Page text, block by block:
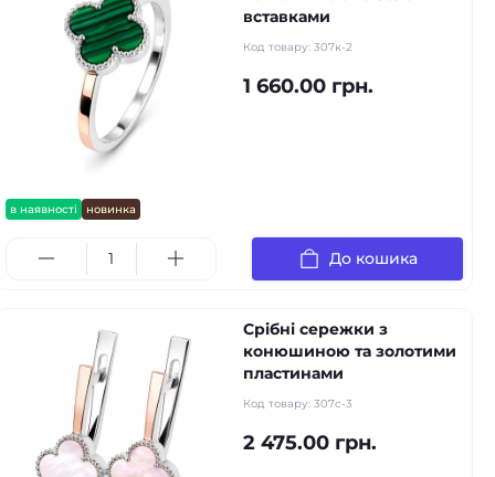
в наявності новинка
вставками
Код товару: 307к-2
1 660.00 грн.
До кошика
Срібні сережки з
конюшиною та золотими
пластинами
Код товару: 307с-3
2 475.00 грн.